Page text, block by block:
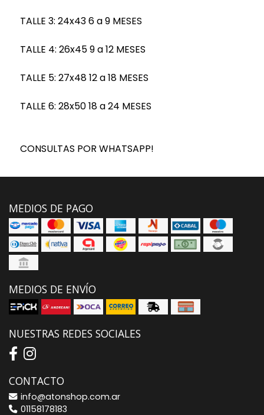
TALLE 3: 24x43 6 a 9 MESES
TALLE 4: 26x45 9 a 12 MESES
TALLE 5: 27x48 12 a 18 MESES
TALLE 6: 28x50 18 a 24 MESES
CONSULTAS POR WHATSAPP!
MEDIOS DE PAGO
MEDIOS DE ENVÍO
NUESTRAS REDES SOCIALES
CONTACTO
info@atonshop.com.ar
01158178183